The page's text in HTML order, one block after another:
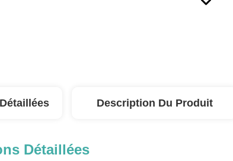
Description Du Produit
Détaillées